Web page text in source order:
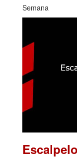
Semana